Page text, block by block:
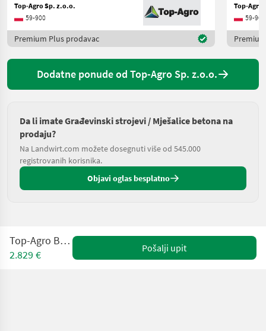
Top-Agro Sp. z.o.o.
59-900
Premium Plus prodavac
Top-Agro
59-900
Dodatne ponude od Top-Agro Sp. z.o.o.
Da li imate Građevinski strojevi / Mješalice betona na
prodaju?
Na Landwirt.com možete dosegnuti više od 545.000
registrovanih korisnika.
Objavi oglas besplatno
Top-Agro BTMZ800
2.829 €
Pošalji upit